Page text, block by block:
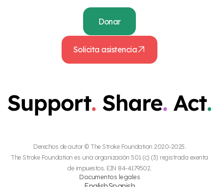
Donar
Solicita asistencia
Derechos de autor © The Stroke Foundation 2020-2025.
The Stroke Foundation es una organización 501 (c) (3) registrada exenta
de impuestos. EIN 84-4179502.
Documentos legales